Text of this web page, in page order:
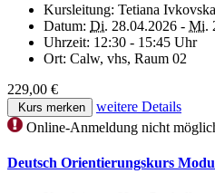
Kursleitung: Tetiana Ivkovska
Datum: Di. 28.04.2026 - Mi.
Uhrzeit: 12:30 - 15:45 Uhr
Ort: Calw, vhs, Raum 02
229,00 €
Kurs merken
weitere Details
Online-Anmeldung nicht
Deutsch Orientierungskurs